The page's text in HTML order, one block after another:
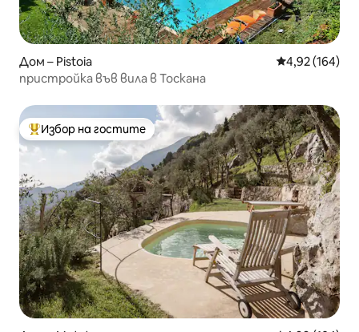
Дом – Pistoia Средна
4,92 (164)
пристройка във вила в Тоскана
Най-популярен избор на гостите
Избор на гостите